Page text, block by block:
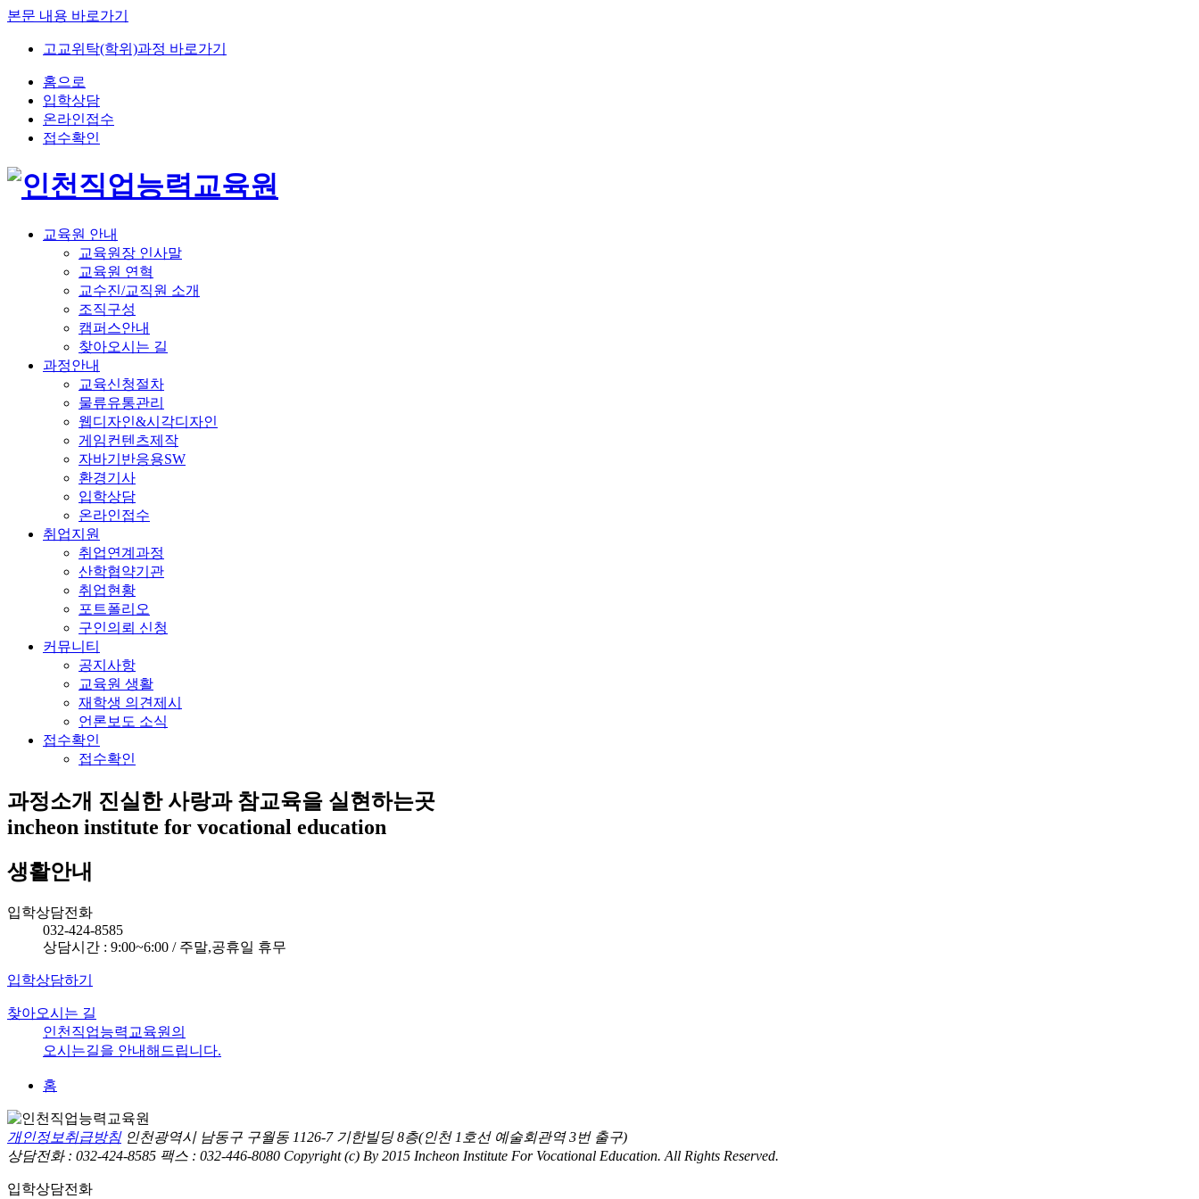
본문 내용 바로가기
고교위탁(학위)과정 바로가기
홈으로
입학상담
온라인접수
접수확인
교육원 안내
교육원장 인사말
교육원 연혁
교수진/교직원 소개
조직구성
캠퍼스안내
찾아오시는 길
과정안내
교육신청절차
물류유통관리
웹디자인&시각디자인
게임컨텐츠제작
자바기반응용SW
환경기사
입학상담
온라인접수
취업지원
취업연계과정
산학협약기관
취업현황
포트폴리오
구인의뢰 신청
커뮤니티
공지사항
교육원 생활
재학생 의견제시
언론보도 소식
접수확인
접수확인
과정소개 진실한 사랑과 참교육을 실현하는곳
incheon institute for vocational education
생활안내
입학상담전화
032-424-8585
상담시간 : 9:00~6:00 / 주말,공휴일 휴무
입학상담하기
찾아오시는 길
인천직업능력교육원의
오시는길을 안내해드립니다.
홈
개인정보취급방침 인천광역시 남동구 구월동 1126-7 기한빌딩 8층(인천 1호선 예술회관역 3번 출구)
상담전화 : 032-424-8585 팩스 : 032-446-8080 Copyright (c) By 2015 Incheon Institute For Vocational Education. All Rights Reserved.
입학상담전화